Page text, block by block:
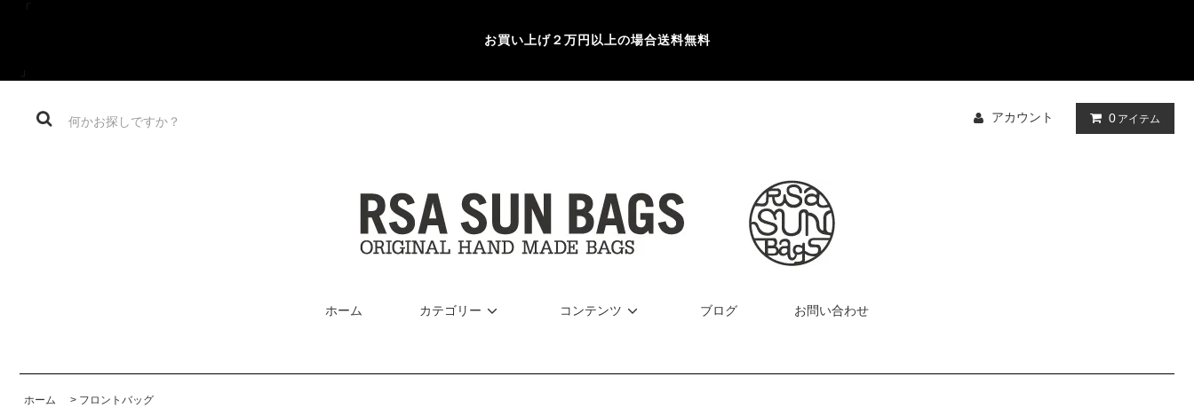
「
お買い上げ２万円以上の場合送料無料
」
アカウント 0 アイテム
ホーム カテゴリー コンテンツ ブログ お問い合わせ
ホーム > フロントバッグ